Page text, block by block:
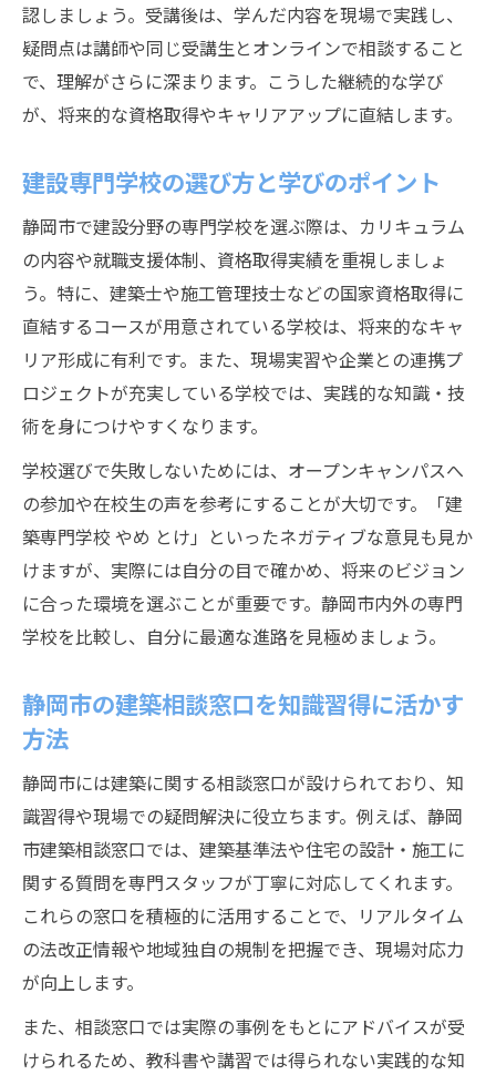
認しましょう。受講後は、学んだ内容を現場で実践し、
疑問点は講師や同じ受講生とオンラインで相談すること
で、理解がさらに深まります。こうした継続的な学び
が、将来的な資格取得やキャリアアップに直結します。
建設専門学校の選び方と学びのポイント
静岡市で建設分野の専門学校を選ぶ際は、カリキュラム
の内容や就職支援体制、資格取得実績を重視しましょ
う。特に、建築士や施工管理技士などの国家資格取得に
直結するコースが用意されている学校は、将来的なキャ
リア形成に有利です。また、現場実習や企業との連携プ
ロジェクトが充実している学校では、実践的な知識・技
術を身につけやすくなります。
学校選びで失敗しないためには、オープンキャンパスへ
の参加や在校生の声を参考にすることが大切です。「建
築専門学校 やめ とけ」といったネガティブな意見も見か
けますが、実際には自分の目で確かめ、将来のビジョン
に合った環境を選ぶことが重要です。静岡市内外の専門
学校を比較し、自分に最適な進路を見極めましょう。
静岡市の建築相談窓口を知識習得に活かす
方法
静岡市には建築に関する相談窓口が設けられており、知
識習得や現場での疑問解決に役立ちます。例えば、静岡
市建築相談窓口では、建築基準法や住宅の設計・施工に
関する質問を専門スタッフが丁寧に対応してくれます。
これらの窓口を積極的に活用することで、リアルタイム
の法改正情報や地域独自の規制を把握でき、現場対応力
が向上します。
また、相談窓口では実際の事例をもとにアドバイスが受
けられるため、教科書や講習では得られない実践的な知